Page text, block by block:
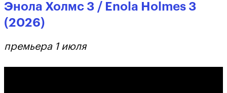
Энола Холмс 3 / Enola Holmes 3
(2026)
премьера 1 июля